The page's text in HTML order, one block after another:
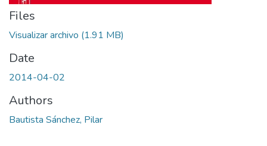
Files
Visualizar archivo (1.91 MB)
Date
2014-04-02
Authors
Bautista Sánchez, Pilar